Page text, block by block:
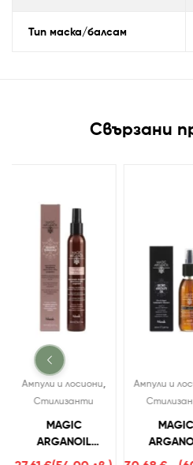
Тип маска/балсам
Свързани
Ампули и лосиони
Стилизанти
MAGIC
ARGANOIL
Discipline
Ампули и
MAGIC
Absolute